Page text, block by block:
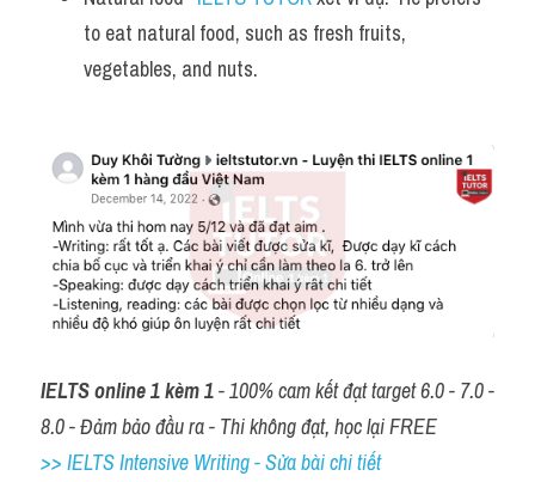
to eat natural food, such as fresh fruits,
vegetables, and nuts.
IELTS online 1 kèm 1 - 100% cam kết đạt target 6.0 - 7.0 -
8.0 - Đảm bảo đầu ra - Thi không đạt, học lại FREE
>> IELTS Intensive Writing - Sửa bài chi tiết